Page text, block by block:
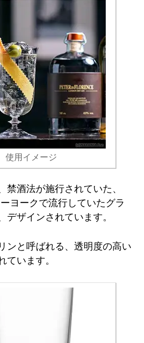
使用イメージ
禁酒法が施行されていた、
ヨークで流行していたグラ
デザインされています。
ンと呼ばれる、透明度の高い
ています。